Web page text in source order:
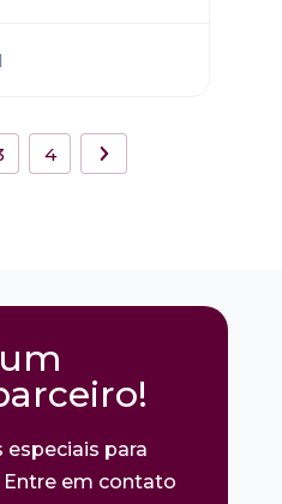
4
para
Entre em contato